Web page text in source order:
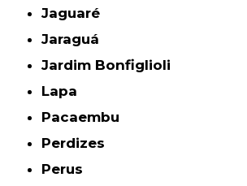
Jaguaré
Jaraguá
Jardim Bonfiglioli
Lapa
Pacaembu
Perdizes
Perus